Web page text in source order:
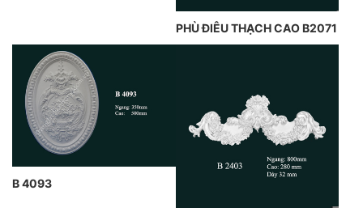
PHÙ ĐIÊU THẠCH CAO B2071
B 4093